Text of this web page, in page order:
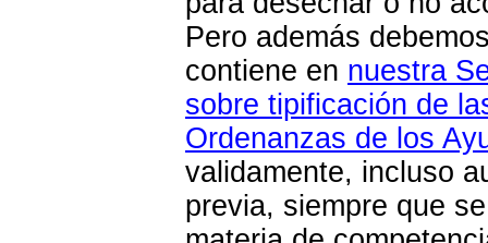
Pero además
contiene en nuestra
sobre tipificación de
Ordenanzas de los
validamente, incluso
previa, siempre que